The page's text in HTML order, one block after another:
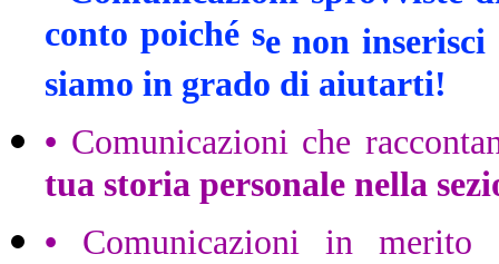
conto poiché se non
siamo in grado di aiutarti!
• Comunicazioni che
tua storia personale nella
• Comunicazioni in